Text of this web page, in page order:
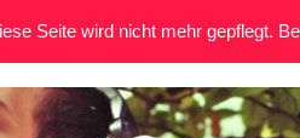
Seite wird nicht mehr gepflegt.